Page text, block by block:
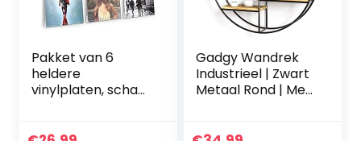
Pakket van 6
heldere
vinylplaten, schap
Gadgy Wandrek
Industrieel | Zwart
Metaal Rond | Met